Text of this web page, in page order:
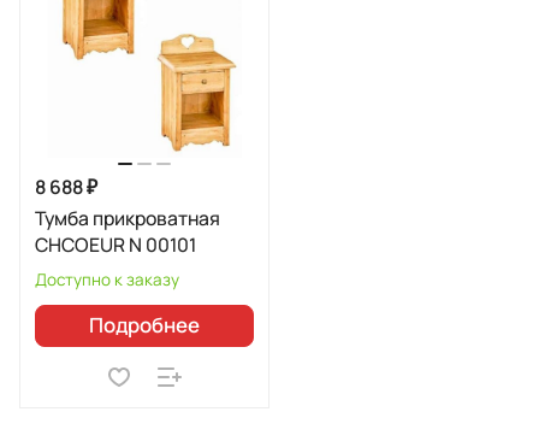
8 688 ₽
Тумба прикроватная
CHCOEUR N 00101
Доступно к заказу
Подробнее